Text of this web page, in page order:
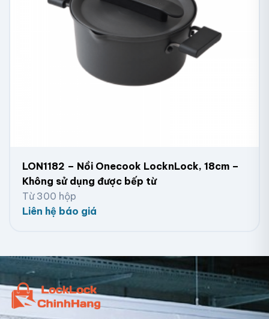
LON1182 – Nồi Onecook LocknLock, 18cm –
Không sử dụng được bếp từ
Từ 300 hộp
Liên hệ báo giá